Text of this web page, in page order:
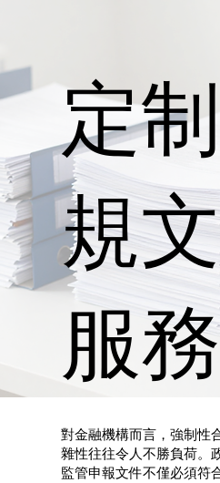
定
規
服
對金融機構而言，強制性
雜性往往令人不勝負荷。
監管申報文件不僅必須符